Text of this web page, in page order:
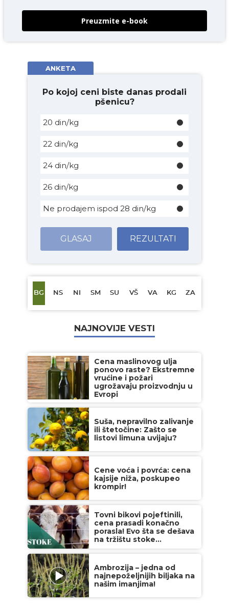
Preuzmite e-book
ANKETA
Po kojoj ceni biste danas prodali
pšenicu?
20 din/kg
22 din/kg
24 din/kg
26 din/kg
Ne prodajem ispod 28 din/kg
GLASAJ REZULTATI
BG NS NI SM SU VŠ VA KG ZA
NAJNOVIJE VESTI
Cena maslinovog ulja
ponovo raste? Ekstremne
vrućine i požari
ugrožavaju proizvodnju u
Evropi
Suša, nepravilno zalivanje
ili štetočine: Zašto se
listovi limuna uvijaju?
Cene voća i povrća: cena
kajsije niža, poskupeo
krompir!
Tovni bikovi pojeftinili,
cena prasadi konačno
porasla! Evo šta se dešava
na tržištu stoke...
Ambrozija – jedna od
najnepoželjnijih biljaka na
našim imanjima!